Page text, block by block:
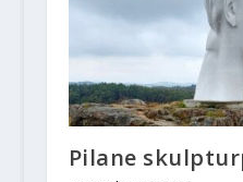
Pilane